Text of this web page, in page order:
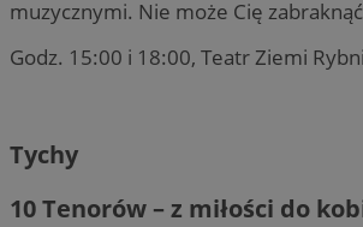
muzycznymi. Nie może Cię
Godz. 15:00 i 18:00, Teatr Ziemi
Tychy
10 Tenorów – z miłości do